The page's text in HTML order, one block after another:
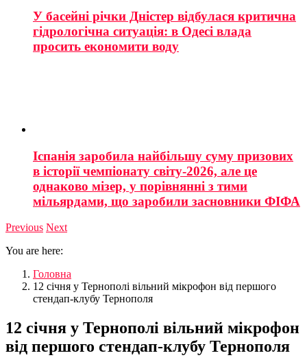
У басейні річки Дністер відбулася критична
гідрологічна ситуація: в Одесі влада
просить економити воду
Іспанія заробила найбільшу суму призових
в історії чемпіонату світу-2026, але це
однаково мізер, у порівнянні з тими
мільярдами, що заробили засновники ФІФА
Previous Next
You are here:
Головна
12 січня у Тернополі вільний мікрофон від першого
стендап-клубу Тернополя
12 січня у Тернополі вільний мікрофон
від першого стендап-клубу Тернополя